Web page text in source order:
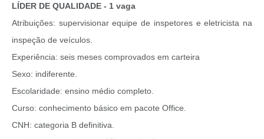
LÍDER DE QUALIDADE - 1 vaga
Atribuições: supervisionar equipe de inspetores e eletricista na
inspeção de veículos.
Experiência: seis meses comprovados em carteira
Sexo: indiferente.
Escolaridade: ensino médio completo.
Curso: conhecimento básico em pacote Office.
CNH: categoria B definitiva.